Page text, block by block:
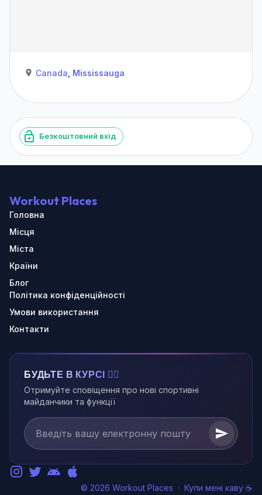
Canada Mississauga
Безкоштовний вхід
Workout Places
Головна
Місця
Міста
Країни
Блог
Політика конфіденційності
Умови використання
Контакти
БУДЬТЕ В КУРСІ 🏃‍♂️
Отримуйте сповіщення про нові спортивні
майданчики та функції
© 2026 Workout Places · Купи мені каву ☕